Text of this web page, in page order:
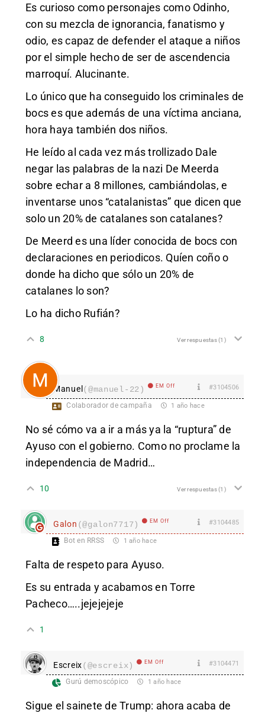
Es curioso como personajes como Odinho,
con su mezcla de ignorancia, fanatismo y
odio, es capaz de defender el ataque a niños
por el simple hecho de ser de ascendencia
marroquí. Alucinante.
Lo único que ha conseguido los criminales de
bocs es que además de una víctima anciana,
hora haya también dos niños.
He leído al cada vez más trollizado Dale
negar las palabras de la nazi De Meerda
sobre echar a 8 millones, cambiándolas, e
inventarse unos “catalanistas” que dicen que
solo un 20% de catalanes son catalanes?
De Meerd es una líder conocida de bocs con
declaraciones en periodicos. Quíen coño o
donde ha dicho que sólo un 20% de
catalanes lo son?
Lo ha dicho Rufián?
8 Ver respuestas(1)
Manuel(@manuel-22) EM Off #3104506
Colaborador de campaña 1 año hace
No sé cómo va a ir a más ya la “ruptura” de
Ayuso con el gobierno. Como no proclame la
independencia de Madrid…
10 Ver respuestas(1)
Galon (@galon7717) EM Off #3104485
Bot en RRSS 1 año hace
Falta de respeto para Ayuso.
Es su entrada y acabamos en Torre
Pacheco…..jejejejeje
1
Escreix(@escreix) EM Off #3104471
Gurú demoscópico 1 año hace
Sigue el sainete de Trump: ahora acaba de